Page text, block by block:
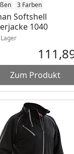
3 Farben
Softshell
1040
am Lager
Zum Produkt